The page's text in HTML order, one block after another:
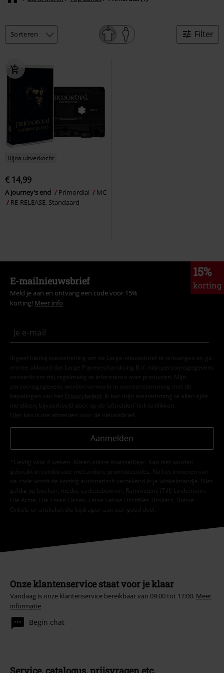
Filter
Bijna uitverkocht
€ 14,99
A journey's end Primordial
MC
RE-RELEASE, Standaard
15%
korting
E-mailnieuwsbrief
Meld je aan en ontvang een code voor 15%
korting! Meer info
Ik geef hierbij toestemming om de Large-nieuwsbrief te ontvangen en ga
ermee akkoord dat Large Popmerchandising B.V. mijn persoonsgegevens
verwerkt om mij regelmatig te informeren over producten. Mijn
persoonsgegevens worden verwerkt in overeenstemming met de
bepalingen van het
Privacybeleid . Ik kan mijn toestemming te allen tijde
intrekken, bijvoorbeeld door op de ‘afmelden’-link te klikken.
Hier kan ik me afmelden voor de nieuwsbrief.
Aanmelden
*Geldig voor 4 weken. Alleen online inwisselbaar. Kan niet worden
gebruikt in combinatie met andere promotiecodes. Na het invoeren van
de code wordt de korting automatisch verrekend in je winkelmandje. Niet
geldig op boeken, media, cadeaubonnen, Rammstein, (Till) Lindemann,
Die Ärzte, Die Toten Hosen, Feine Sahne Fischfilet, Broilers, Böhse
Onkelz en artikelen die bijdragen aan een goed doel.
Onze klantenservice staat voor je klaar
Vandaag is onze klantenservice bereikbaar van 09:00 tot 17:00. Meer
informatie
Begin chat
Service, catalogus, prijsvragen etc.